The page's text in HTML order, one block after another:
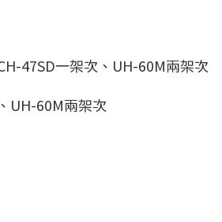
47SD一架次、UH-60M兩架次
UH-60M兩架次